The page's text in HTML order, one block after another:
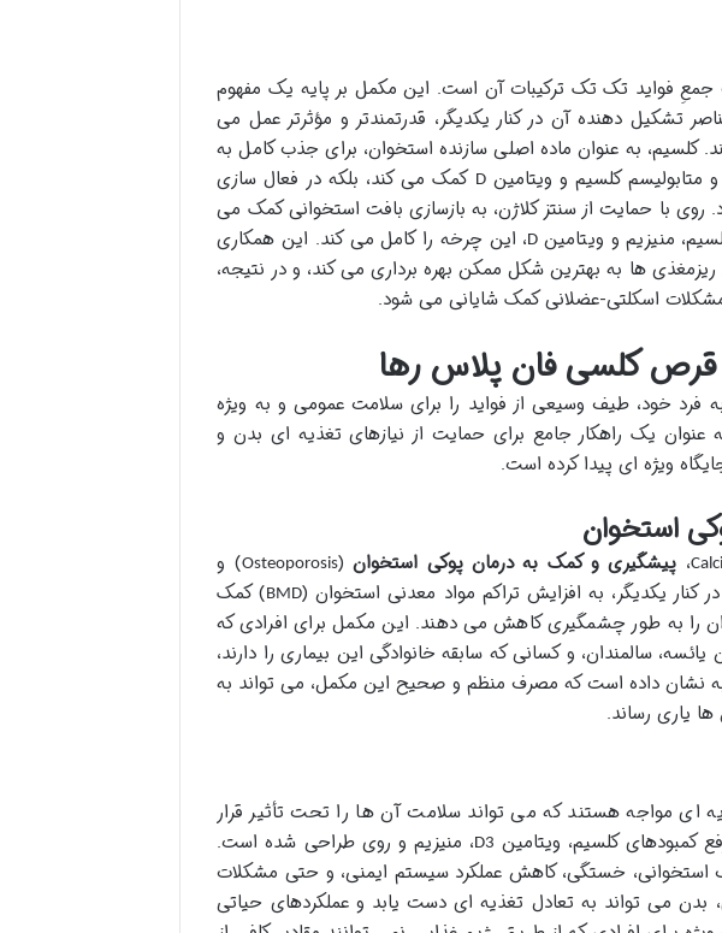
جمعِ فواید تک تک ترکیبات آن است. این مکمل بر پایه یک مفهوم
تشکیل دهنده آن در کنار یکدیگر، قدرتمندتر و مؤثرتر عمل می
کلسیم، به عنوان ماده اصلی سازنده استخوان، برای جذب کامل به
و متابولیسم کلسیم و ویتامینD کمک می کند، بلکه در فعال سازی
با حمایت از سنتز کلاژن، به بازسازی بافت استخوانی کمک می
منیزیم و ویتامین D، این چرخه را کامل می کند. این همکاری
ها به بهترین شکل ممکن بهره برداری می کند، و در نتیجه،
اسکلتی-عضلانی کمک شایانی می شود.
قرص کلسی فان پلاس رها
فرد خود، طیف وسیعی از فواید را برای سلامت عمومی و به ویژه
یک راهکار جامع برای حمایت از نیازهای تغذیه ای بدن و
ویژه ای پیدا کرده است.
استخوان
، پیشگیری و کمک به درمان پوکی استخوان(
Osteoporosis) و
در کنار یکدیگر، به افزایش تراکم مواد معدنی استخوان (BMD) کمک
به طور چشمگیری کاهش می دهند. این مکمل برای افرادی که
سالمندان، و کسانی که سابقه خانوادگی این بیماری را دارند،
نشان داده است که مصرف منظم و صحیح این مکمل، می تواند به
یاری رساند.
ای مواجه هستند که می تواند سلامت آن ها را تحت تأثیر قرار
کمبودهای کلسیم، ویتامین D3، منیزیم و روی طراحی شده است.
استخوانی، خستگی، کاهش عملکرد سیستم ایمنی، و حتی مشکلات
می تواند به تعادل تغذیه ای دست یابد و عملکردهای حیاتی